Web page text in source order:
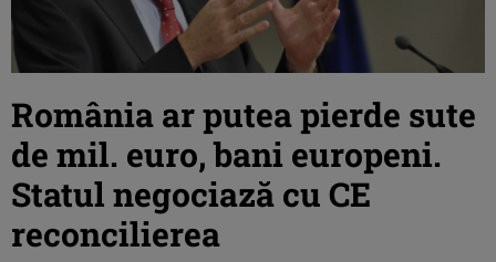
România ar putea pierde sute
de mil. euro, bani europeni.
Statul negociază cu CE
reconcilierea